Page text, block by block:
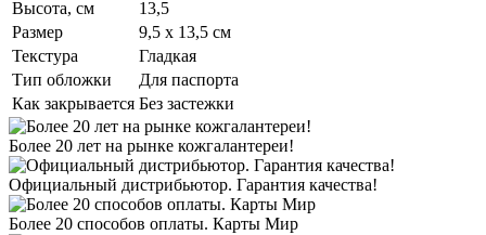
Высота, см
13,5
Размер
9,5 х 13,5 см
Текстура
Гладкая
Тип обложки
Для паспорта
Как закрывается Без застежки
Более 20 лет на рынке кожгалантереи!
Официальный дистрибьютор. Гарантия качества!
Более 20 способов оплаты. Карты Мир